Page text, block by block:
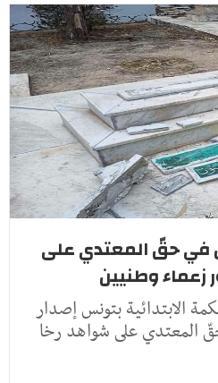
في حقّ المعتدي على
زعماء وطنيين
الابتدائية بتونس إصدار
المعتدي على شواهد رخا